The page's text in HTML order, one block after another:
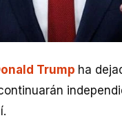
Trump ha